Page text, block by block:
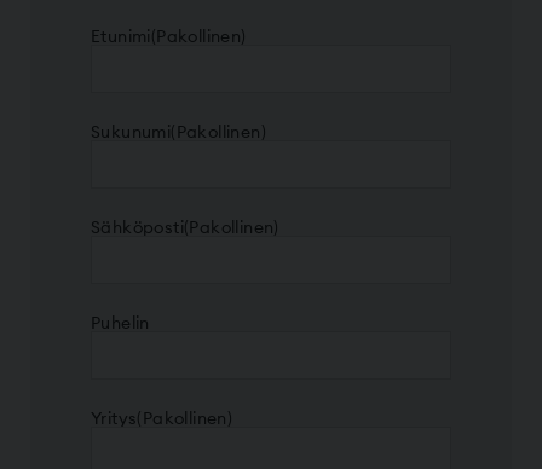
Etunimi(Pakollinen)
Sukunumi(Pakollinen)
Sähköposti(Pakollinen)
Puhelin
Yritys(Pakollinen)